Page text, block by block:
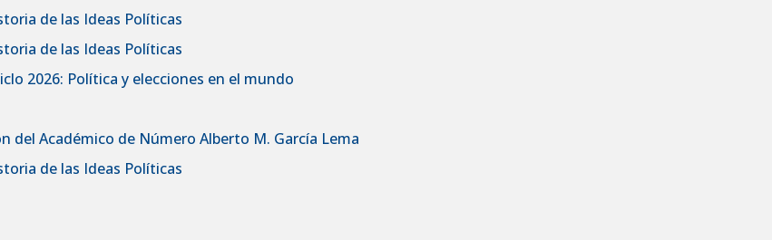
de las Ideas Políticas
de las Ideas Políticas
2026: Política y elecciones en el mundo
del Académico de Número Alberto M. García Lema
de las Ideas Políticas